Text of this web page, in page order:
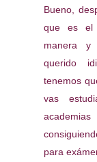
Bueno,
que es el
manera y
querido
tenemos
vas
para